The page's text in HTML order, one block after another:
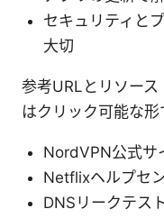
セキュリティと
大切
参考URLとリソース
はクリック可能な形
NordVPN公式サ
Netflixヘルプセ
DNSリークテス